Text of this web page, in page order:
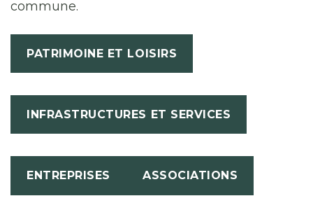
commune.
PATRIMOINE ET LOISIRS
INFRASTRUCTURES ET SERVICES
ENTREPRISES ASSOCIATIONS